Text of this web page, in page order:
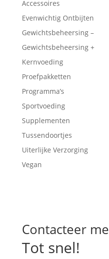
Accessoires
Evenwichtig Ontbijten
Gewichtsbeheersing –
Gewichtsbeheersing +
Kernvoeding
Proefpakketten
Programma’s
Sportvoeding
Supplementen
Tussendoortjes
Uiterlijke Verzorging
Vegan
Contacteer me
Tot snel!